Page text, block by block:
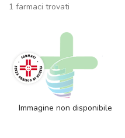
1 farmaci trovati
Immagine non disponibile